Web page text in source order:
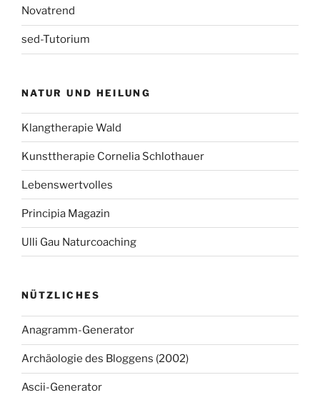
Novatrend
sed-Tutorium
NATUR UND HEILUNG
Klangtherapie Wald
Kunsttherapie Cornelia Schlothauer
Lebenswertvolles
Principia Magazin
Ulli Gau Naturcoaching
NÜTZLICHES
Anagramm-Generator
Archäologie des Bloggens (2002)
Ascii-Generator